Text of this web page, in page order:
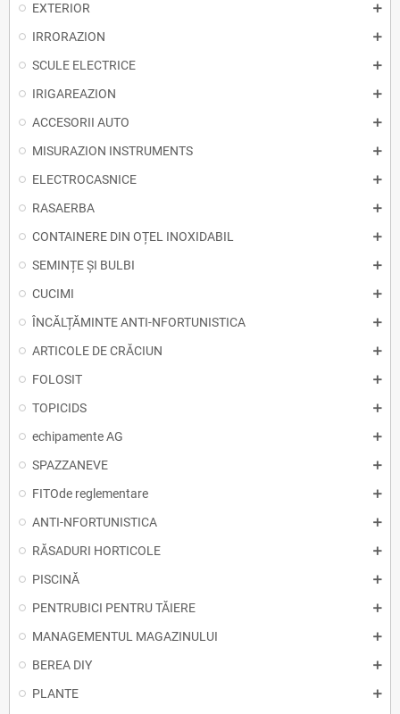
EXTERIOR
IRRORAZION
SCULE ELECTRICE
IRIGAREAZION
ACCESORII AUTO
MISURAZION INSTRUMENTS
ELECTROCASNICE
RASAERBA
CONTAINERE DIN OȚEL INOXIDABIL
SEMINȚE ȘI BULBI
CUCIMI
ÎNCĂLȚĂMINTE ANTI-NFORTUNISTICA
ARTICOLE DE CRĂCIUN
FOLOSIT
TOPICIDS
echipamente AG
SPAZZANEVE
FITOde reglementare
ANTI-NFORTUNISTICA
RĂSADURI HORTICOLE
PISCINĂ
PENTRUBICI PENTRU TĂIERE
MANAGEMENTUL MAGAZINULUI
BEREA DIY
PLANTE